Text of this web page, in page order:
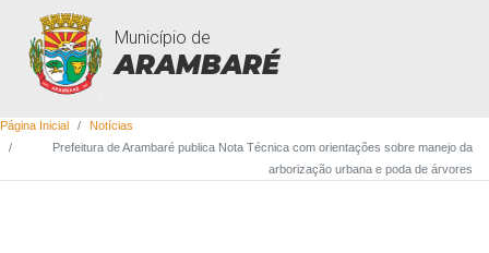
Município de
ARAMBARÉ
Notícias
Página Inicial
Notícias
Prefeitura de Arambaré publica Nota Técnica com orientações sobre manejo da
arborização urbana e poda de árvores